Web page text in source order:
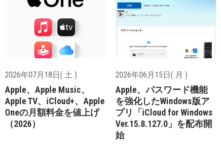
2026年07月18日( 土 )
Apple、Apple Music、
Apple TV、iCloud+、Apple
Oneの月額料金を値上げ
（2026）
2026年06月15日( 月 )
Apple、パスワード機能
を強化したWindows版ア
プリ「iCloud for Windows
Ver.15.8.127.0」を配布開
始